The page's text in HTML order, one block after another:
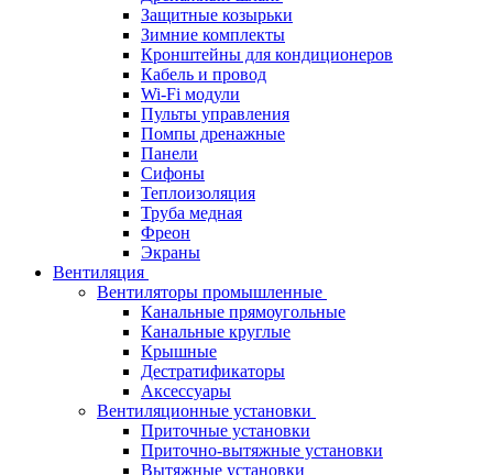
Защитные козырьки
Зимние комплекты
Кронштейны для кондиционеров
Кабель и провод
Wi-Fi модули
Пульты управления
Помпы дренажные
Панели
Сифоны
Теплоизоляция
Труба медная
Фреон
Экраны
Вентиляция
Вентиляторы промышленные
Канальные прямоугольные
Канальные круглые
Крышные
Дестратификаторы
Аксессуары
Вентиляционные установки
Приточные установки
Приточно-вытяжные установки
Вытяжные установки